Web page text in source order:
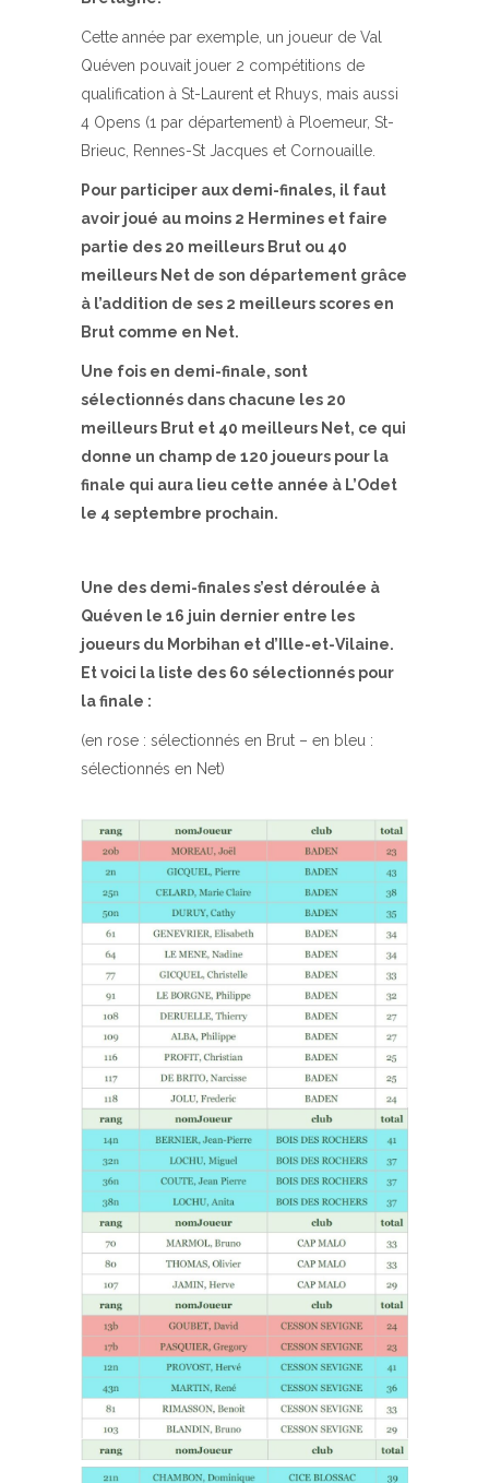
Cette année par exemple, un joueur de Val
Quéven pouvait jouer 2 compétitions de
qualification à St-Laurent et Rhuys, mais aussi
4 Opens (1 par département) à Ploemeur, St-
Brieuc, Rennes-St Jacques et Cornouaille.
Pour participer aux demi-finales, il faut
avoir joué au moins 2 Hermines et faire
partie des 20 meilleurs Brut ou 40
meilleurs Net de son département grâce
à l’addition de ses 2 meilleurs scores en
Brut comme en Net.
Une fois en demi-finale, sont
sélectionnés dans chacune les 20
meilleurs Brut et 40 meilleurs Net, ce qui
donne un champ de 120 joueurs pour la
finale qui aura lieu cette année à L’Odet
le 4 septembre prochain.
Une des demi-finales s’est déroulée à
Quéven le 16 juin dernier entre les
joueurs du Morbihan et d’Ille-et-Vilaine.
Et voici la liste des 60 sélectionnés pour
la finale :
(en rose : sélectionnés en Brut – en bleu :
sélectionnés en Net)